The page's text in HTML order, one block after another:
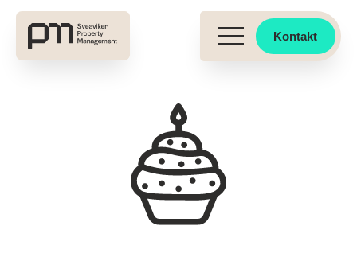
Kontakt